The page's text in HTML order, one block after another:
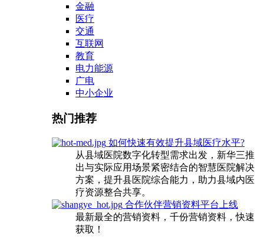
金融
医疗
交通
互联网
教育
电力能源
广电
中小企业
热门推荐
如何快速有效提升县域医疗水平?
从县域医院数字化转型需求出发，新华三推
出与实际应用场景紧密结合的智慧医院解决
方案，提升县医院综合能力，助力县域内医
疗资源整合共享。
合作伙伴营销资料平台上线
最新最全的营销资料，千份营销资料，快速
获取！